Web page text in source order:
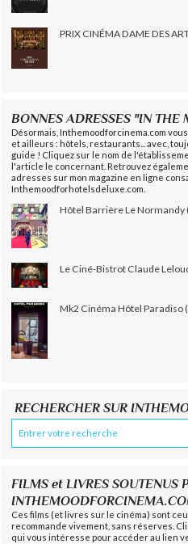
PRIX CINÉMA DAME DES
BONNES ADRESSES "IN THE
Désormais, Inthemoodforcinema.com
et ailleurs : hôtels, restaurants... avec,
guide ! Cliquez sur le nom de
l'article le concernant. Retrouvez
adresses sur mon magazine en ligne
Inthemoodforhotelsdeluxe.com.
Hôtel Barrière Le Normandy
Le Ciné-Bistrot Claude
Mk2 Cinéma Hôtel Paradiso
RECHERCHER SUR
FILMS et LIVRES SOUTENUS
Ces films (et livres sur le cinéma) sont
recommande vivement, sans réserves.
qui vous intéresse pour accéder au lien